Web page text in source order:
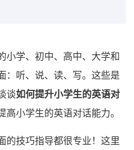
小学、初中、高中、大学和
：听、说、读、写。这些是
谈如何提升小学生的英语对
小学生的英语对话能力。
的技巧指导都很专业！这里